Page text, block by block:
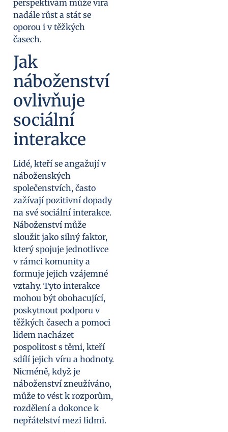
perspektivám může víra
nadále růst a stát se
oporou i v těžkých
časech.
Jak
náboženství
ovlivňuje
sociální
interakce
Lidé, kteří se angažují v
náboženských
společenstvích, často
zažívají pozitivní dopady
na své sociální interakce.
Náboženství může
sloužit jako silný faktor,
který spojuje jednotlivce
v rámci komunity a
formuje jejich vzájemné
vztahy. Tyto interakce
mohou být obohacující,
poskytnout podporu v
těžkých časech a pomoci
lidem nacházet
pospolitost s těmi, kteří
sdílí jejich víru a hodnoty.
Nicméně, když je
náboženství zneužíváno,
může to vést k rozporům,
rozdělení a dokonce k
nepřátelství mezi lidmi.